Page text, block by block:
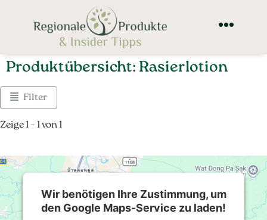
Produktübersicht: Rasierlotion
Filter
Zeige 1 – 1 von 1
Wir benötigen Ihre Zustimmung, um
den Google Maps-Service zu laden!